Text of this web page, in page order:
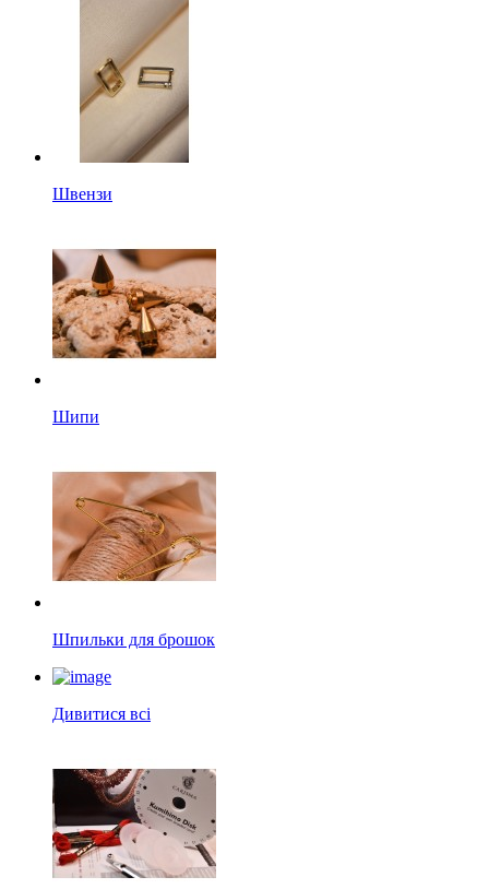
Швензи
Шипи
Шпильки для брошок
Дивитися всі